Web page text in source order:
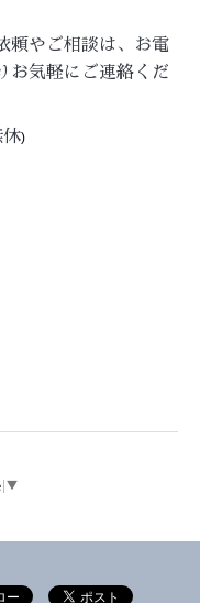
頼やご相談は、お電
お気軽にご連絡くだ
休)
▼